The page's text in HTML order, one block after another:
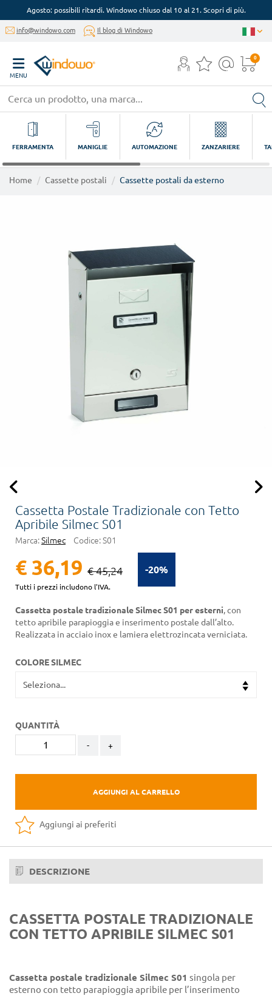
Agosto: possibili ritardi. Windowo chiuso dal 10 al 21. Scopri di più.
info@windowo.com Il blog di Windowo
MENU
0
FERRAMENTA MANIGLIE AUTOMAZIONE ZANZARIERE
Home Cassette postali Cassette postali da esterno
Cassetta Postale Tradizionale con Tetto
Apribile Silmec S01
Marca:Silmec Codice:S01
-20%
€ 36,19 € 45,24
Tutti i prezzi includono l'IVA.
Cassetta postale tradizionale Silmec S01 per esterni, con
tetto apribile parapioggia e inserimento postale dall’alto.
Realizzata in acciaio inox e lamiera elettrozincata verniciata.
COLORE SILMEC
QUANTITÀ
- +
AGGIUNGI AL CARRELLO
Aggiungi ai preferiti
DESCRIZIONE
CASSETTA POSTALE TRADIZIONALE
CON TETTO APRIBILE SILMEC S01
Cassetta postale tradizionale Silmec S01 singola per
esterno con tetto parapioggia apribile per l’inserimento